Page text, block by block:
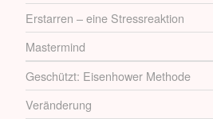
Erstarren – eine Stressreaktion
Mastermind
Geschützt: Eisenhower Methode
Veränderung